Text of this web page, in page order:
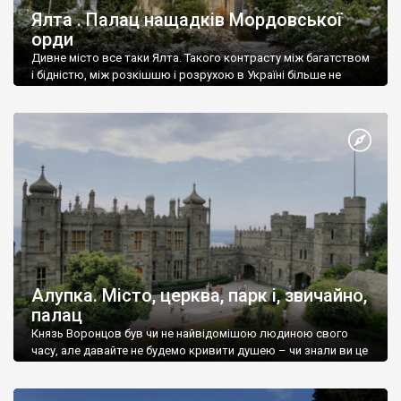
Ялта . Палац нащадків Мордовської
орди
Дивне місто все таки Ялта. Такого контрасту між багатством
і бідністю, між розкішшю і розрухою в Україні більше не
Алупка. Місто, церква, парк і, звичайно,
палац
Князь Воронцов був чи не найвідомішою людиною свого
часу, але давайте не будемо кривити душею – чи знали ви це